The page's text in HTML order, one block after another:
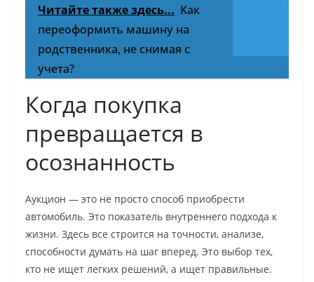
Читайте также здесь... Как
переоформить машину на
родственника, не снимая с
учета?
Когда покупка
превращается в
осознанность
Аукцион — это не просто способ приобрести
автомобиль. Это показатель внутреннего подхода к
жизни. Здесь все строится на точности, анализе,
способности думать на шаг вперед. Это выбор тех,
кто не ищет легких решений, а ищет правильные.